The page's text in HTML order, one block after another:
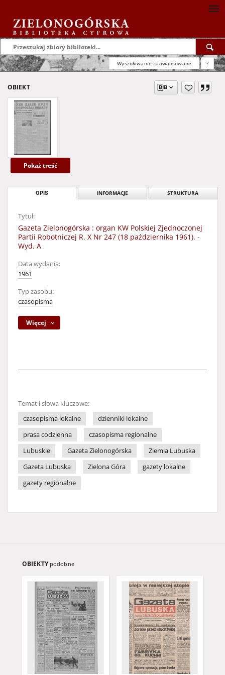
Wyszukiwanie zaawansowane ?
OBIEKT
Pokaż treść
OPIS INFORMACJE STRUKTURA
Tytuł:
Gazeta Zielonogórska : organ KW Polskiej Zjednoczonej
Partii Robotniczej R. X Nr 247 (18 października 1961). -
Wyd. A
Data wydania:
1961
Typ zasobu:
czasopisma
Więcej
Temat i słowa kluczowe:
czasopisma lokalne
dzienniki lokalne
prasa codzienna
czasopisma regionalne
Lubuskie
Gazeta Zielonogórska
Ziemia Lubuska
Gazeta Lubuska
Zielona Góra
gazety lokalne
gazety regionalne
OBIEKTY podobne